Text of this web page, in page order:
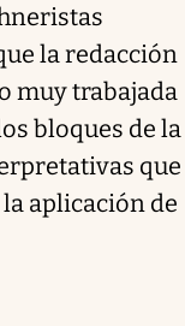
la redacción
muy trabajada
bloques de la
que
aplicación de